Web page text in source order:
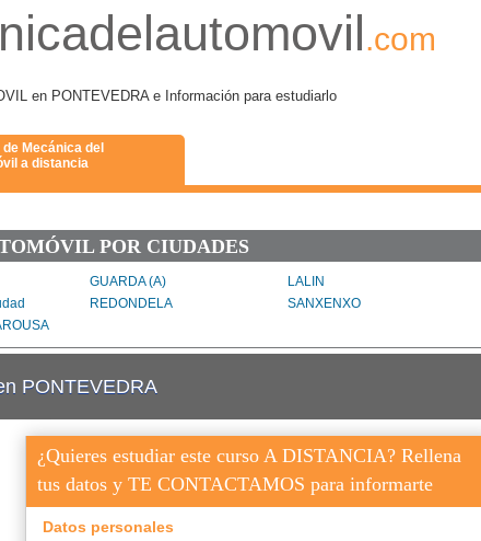
.com
en PONTEVEDRA e Información para estudiarlo
Mecánica del
a distancia
POR CIUDADES
GUARDA (A)
LALIN
REDONDELA
SANXENXO
PONTEVEDRA
¿Quieres estudiar este curso A DISTANCIA? Rellena
tus datos y TE CONTACTAMOS para informarte
Datos personales